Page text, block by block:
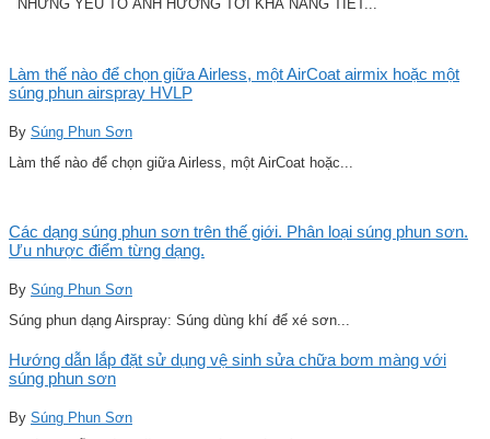
NHỮNG YẾU TỐ ẢNH HƯỞNG TỚI KHẢ NĂNG TIẾT...
Làm thế nào để chọn giữa Airless, một AirCoat airmix hoặc một
súng phun airspray HVLP
By Súng Phun Sơn
Làm thế nào để chọn giữa Airless, một AirCoat hoặc...
Các dạng súng phun sơn trên thế giới. Phân loại súng phun sơn.
Ưu nhược điểm từng dạng.
By Súng Phun Sơn
Súng phun dạng Airspray: Súng dùng khí để xé sơn...
Hướng dẫn lắp đặt sử dụng vệ sinh sửa chữa bơm màng với
súng phun sơn
By Súng Phun Sơn